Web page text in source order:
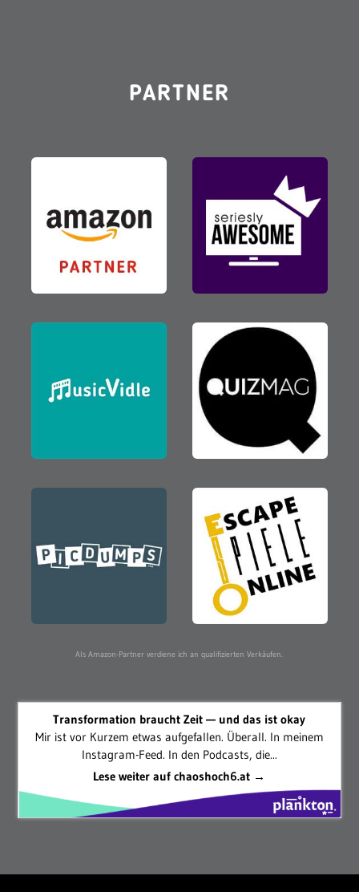
PARTNER
Als Amazon-Partner verdiene ich an qualifizierten Verkäufen.
Transformation braucht Zeit — und das ist okay
Mir ist vor Kurzem etwas aufgefallen. Überall. In meinem
Instagram-Feed. In den Podcasts, die...
Lese weiter auf chaoshoch6.at →